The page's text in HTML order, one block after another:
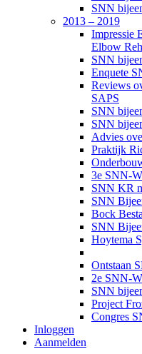
SNN
2013 – 2019
Impressie
Elbow
SNN
Enquete
Reviews
SAPS
SNN
SNN
Advies
Praktijk
3e SNN-
SNN KR
SNN
Bock
SNN
Hoytema
Ontstaan
2e SNN-
SNN
Project
Congres
Inloggen
Aanmelden